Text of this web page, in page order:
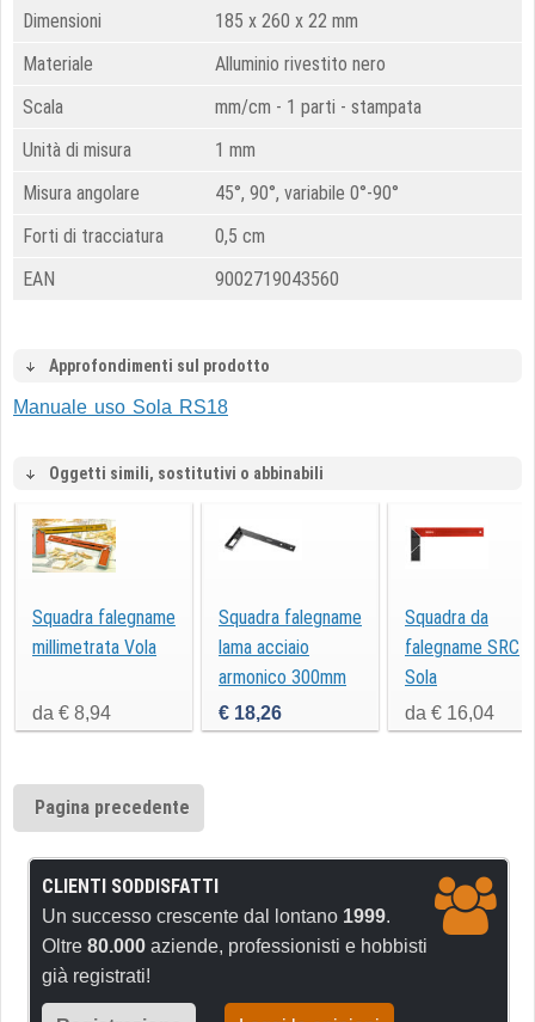
Dimensioni
185 x 260 x 22 mm
Materiale
Alluminio rivestito nero
Scala
mm/cm - 1 parti - stampata
Unità di misura
1 mm
Misura angolare
45°, 90°, variabile 0°-90°
Forti di tracciatura
0,5 cm
EAN
9002719043560
Approfondimenti sul prodotto
Manuale uso Sola RS18
Oggetti simili, sostitutivi o abbinabili
Squadra falegname
millimetrata Vola
da € 8,94
Squadra falegname
lama acciaio
armonico 300mm
SRA Sola
€ 18,26
Squadra da
falegname SRC
Sola
da € 16,04
Pagina precedente
CLIENTI SODDISFATTI
Un successo crescente dal lontano 1999.
Oltre 80.000 aziende, professionisti e hobbisti
già registrati!